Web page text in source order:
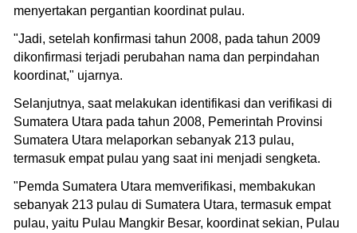
menyertakan pergantian koordinat pulau.
"Jadi, setelah konfirmasi tahun 2008, pada tahun 2009
dikonfirmasi terjadi perubahan nama dan perpindahan
koordinat," ujarnya.
Selanjutnya, saat melakukan identifikasi dan verifikasi di
Sumatera Utara pada tahun 2008, Pemerintah Provinsi
Sumatera Utara melaporkan sebanyak 213 pulau,
termasuk empat pulau yang saat ini menjadi sengketa.
"Pemda Sumatera Utara memverifikasi, membakukan
sebanyak 213 pulau di Sumatera Utara, termasuk empat
pulau, yaitu Pulau Mangkir Besar, koordinat sekian, Pulau